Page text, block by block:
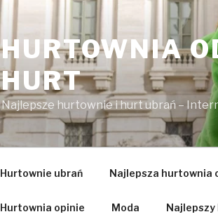
HURTOWNIA
HURT
Najlepsze hurtownie i hurt ubrań –
Hurtownie ubrań Najlepsza hurtownia
Hurtownia opinie Moda Najlepszy